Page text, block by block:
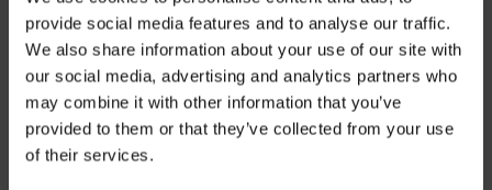
provide social media features and to analyse our traffic.
We also share information about your use of our site with
our social media, advertising and analytics partners who
may combine it with other information that you’ve
provided to them or that they’ve collected from your use
of their services.
INFORMATIONS SUR LE PRODUIT
INFORMATIONS TECHNIQUES
Informations sur